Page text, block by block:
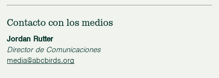
Contacto con los medios
Jordan Rutter
Director de Comunicaciones
media@abcbirds.org